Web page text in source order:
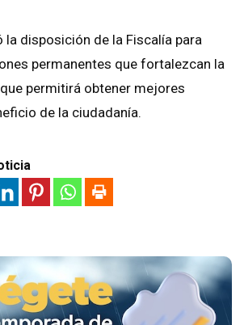
la disposición de la Fiscalía para
permanentes que fortalezcan la
permitirá obtener mejores
de la ciudadanía.